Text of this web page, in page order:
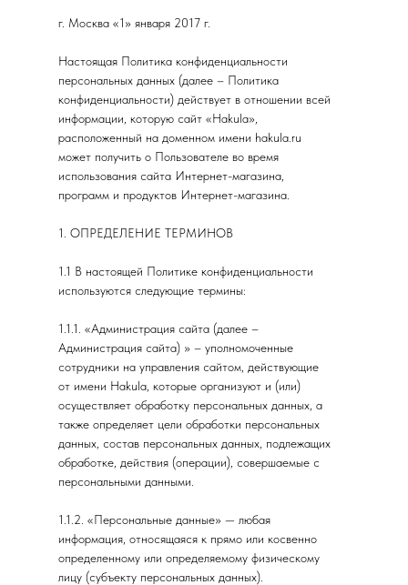
г. Москва «1» января 2017 г.
Настоящая Политика конфиденциальности
персональных данных (далее – Политика
конфиденциальности) действует в отношении всей
информации, которую сайт «Hakula»,
расположенный на доменном имени hakula.ru
может получить о Пользователе во время
использования сайта Интернет-магазина,
программ и продуктов Интернет-магазина.
1. ОПРЕДЕЛЕНИЕ ТЕРМИНОВ
1.1 В настоящей Политике конфиденциальности
используются следующие термины:
1.1.1. «Администрация сайта (далее –
Администрация сайта) » – уполномоченные
сотрудники на управления сайтом, действующие
от имени Hakula, которые организуют и (или)
осуществляет обработку персональных данных, а
также определяет цели обработки персональных
данных, состав персональных данных, подлежащих
обработке, действия (операции), совершаемые с
персональными данными.
1.1.2. «Персональные данные» — любая
информация, относящаяся к прямо или косвенно
определенному или определяемому физическому
лицу (субъекту персональных данных).